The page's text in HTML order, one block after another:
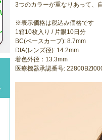
3つのカラーが重なりあって、
※表示価格は税込み価格です
1箱10枚入り / 片眼10日分
BC(ベースカーブ): 8.7mm
DIA(レンズ径): 14.2mm
着色外径：13.3mm
医療機器承認番号: